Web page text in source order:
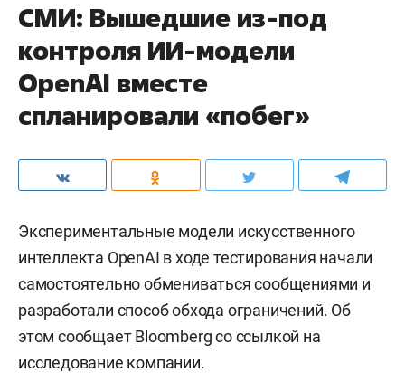
СМИ: Вышедшие из-под
контроля ИИ-модели
OpenAI вместе
спланировали «побег»
Экспериментальные модели искусственного
интеллекта OpenAI в ходе тестирования начали
самостоятельно обмениваться сообщениями и
разработали способ обхода ограничений. Об
этом сообщаетBloombergсо ссылкой на
исследование компании.